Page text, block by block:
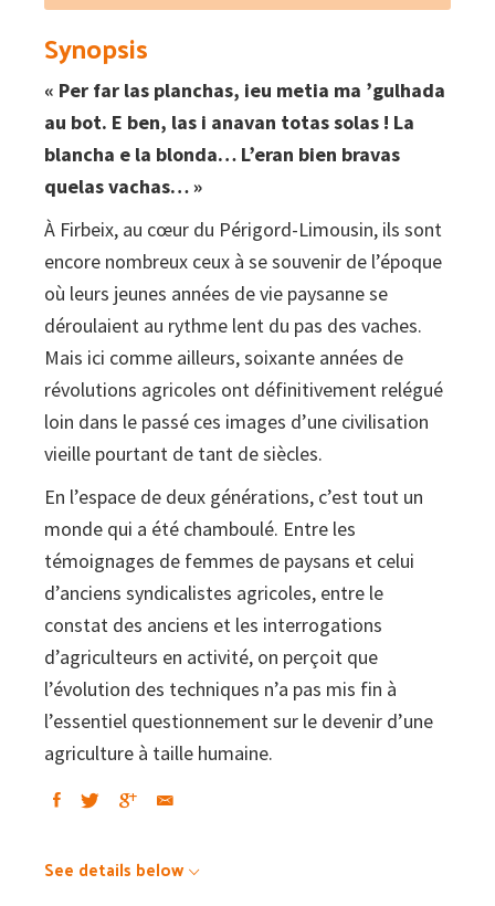
Synopsis
« Per far las planchas, ieu metia ma ’gulhada
au bot. E ben, las i anavan totas solas ! La
blancha e la blonda… L’eran bien bravas
quelas vachas… »
À Firbeix, au cœur du Périgord-Limousin, ils sont
encore nombreux ceux à se souvenir de l’époque
où leurs jeunes années de vie paysanne se
déroulaient au rythme lent du pas des vaches.
Mais ici comme ailleurs, soixante années de
révolutions agricoles ont définitivement relégué
loin dans le passé ces images d’une civilisation
vieille pourtant de tant de siècles.
En l’espace de deux générations, c’est tout un
monde qui a été chamboulé. Entre les
témoignages de femmes de paysans et celui
d’anciens syndicalistes agricoles, entre le
constat des anciens et les interrogations
d’agriculteurs en activité, on perçoit que
l’évolution des techniques n’a pas mis fin à
l’essentiel questionnement sur le devenir d’une
agriculture à taille humaine.
See details below